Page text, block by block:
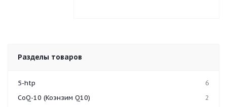
Разделы товаров
5-htp
6
CoQ-10 (Коэнзим Q10)
2